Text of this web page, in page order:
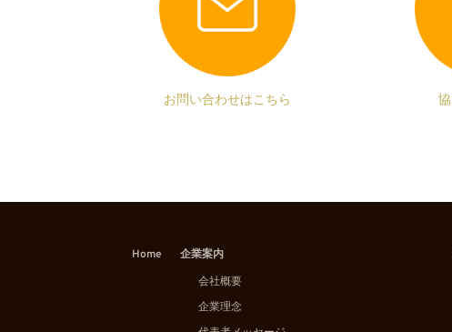
お問い合わせはこちら
Home
企業案内
会社概要
企業理念